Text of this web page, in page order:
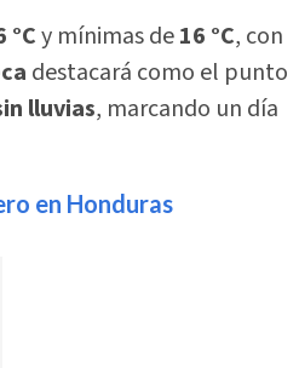
°Cy mínimas de16 °C, con
destacará como el punto
lluvias, marcando un día
en Honduras